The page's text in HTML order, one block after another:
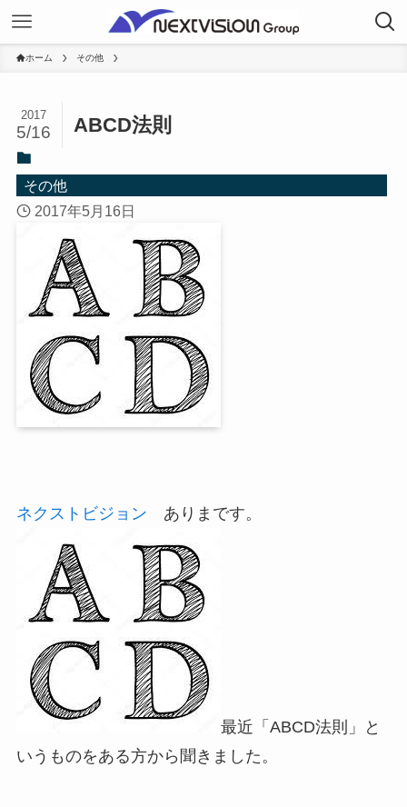
ホーム その他
ABCD法則
2017
5/16
その他
2017年5月16日
ネクストビジョン ありまです。
最近「ABCD法則」と
いうものをある方から聞きました。